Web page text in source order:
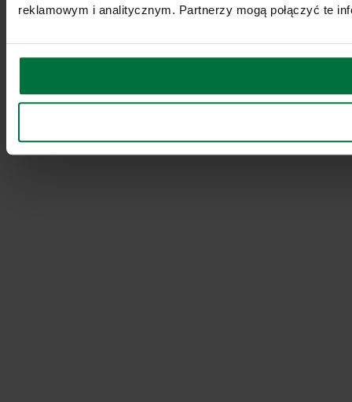
reklamowym i analitycznym. Partnerzy mogą połączyć te